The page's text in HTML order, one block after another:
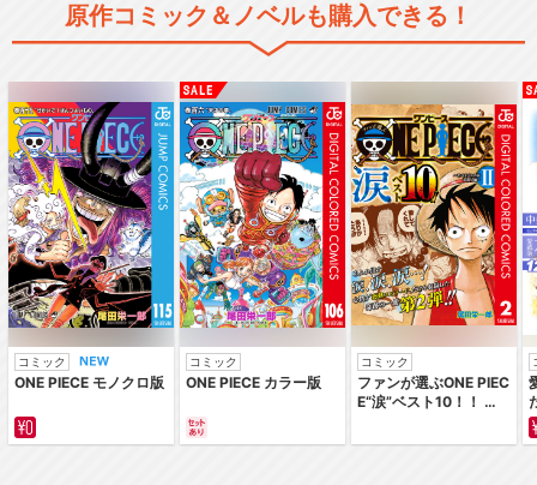
原作コミック＆ノベルも購入できる！
コミック
ONE PIECE モノクロ版
コミック
ONE PIECE カラー版
コミック
ファンが選ぶONE PIEC
E“涙”ベスト10！！ ～
編～ カラー版